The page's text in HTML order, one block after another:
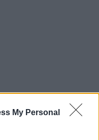
My Personal